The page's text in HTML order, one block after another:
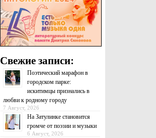
Свежие записи:
Поэтический марафон в
городском парке:
искитимцы признались в
любви к родному городу
7 Август, 2026
На Затулинке становится
громче от поэзии и музыки
6 Август, 2026